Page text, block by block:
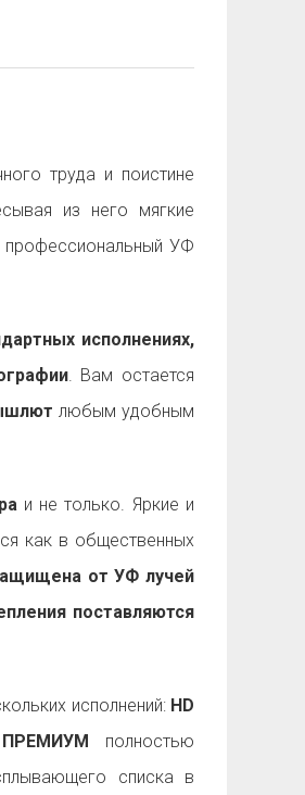
труда и поистине
из него мягкие
УФ
исполнениях,
. Вам остается
любым удобным
и не только. Яркие и
как в общественных
от УФ лучей
поставляются
исполнений: HD
ПРЕМИУМ полностью
списка в